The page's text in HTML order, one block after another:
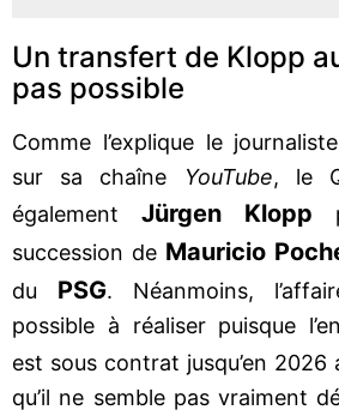
Un transfert de Klopp
pas possible
Comme l’explique le journaliste
sur sa chaîne YouTube, le
également Jürgen Klopp
succession de Mauricio
du PSG. Néanmoins,
possible à réaliser puisque
est sous contrat jusqu’en 2026
qu’il ne semble pas vraiment